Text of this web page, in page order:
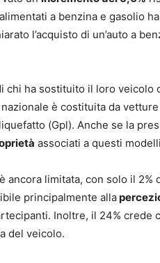
a benzina e gasolio
l’acquisto di un’auto a
chi ha sostituito il loro veicolo
è costituita da
(Gpl). Anche se la
associati a questi
ancora limitata, con solo il
principalmente alla
Inoltre, il 24% crede
del veicolo.